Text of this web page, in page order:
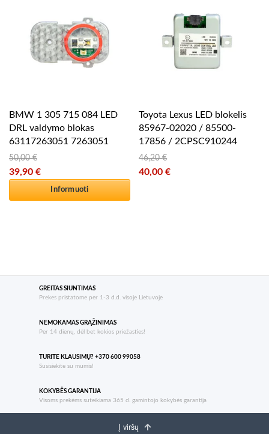
BMW 1 305 715 084 LED
DRL valdymo blokas
63117263051 7263051
50,00€
Original price was: 50,00 €.
39,90 €
Current price is: 39,90 €.
Informuoti
Toyota Lexus LED blokelis
85967-02020 / 85500-
17856 / 2CPSC910244
46,20€
Original price was: 46,20 €.
40,00€
GREITAS SIUNTIMAS
Prekes pristatome per 1-3 d.d. visoje Lietuvoje
NEMOKAMAS GRĄŽINIMAS
Per 14 dienų, dėl bet kokios priežasties!
TURITE KLAUSIMŲ? +370 600 99058
Susisiekite su mumis!
KOKYBĖS GARANTIJA
Visoms prekėms suteikiama 365 d. gamintojo kokybės garantija
Į viršų